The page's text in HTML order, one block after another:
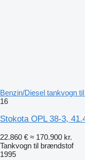
Benzin/Diesel tankvogn
16
Stokota OPL 38-3,
22.860 € ≈ 170.900 kr.
Tankvogn til brændstof
1995